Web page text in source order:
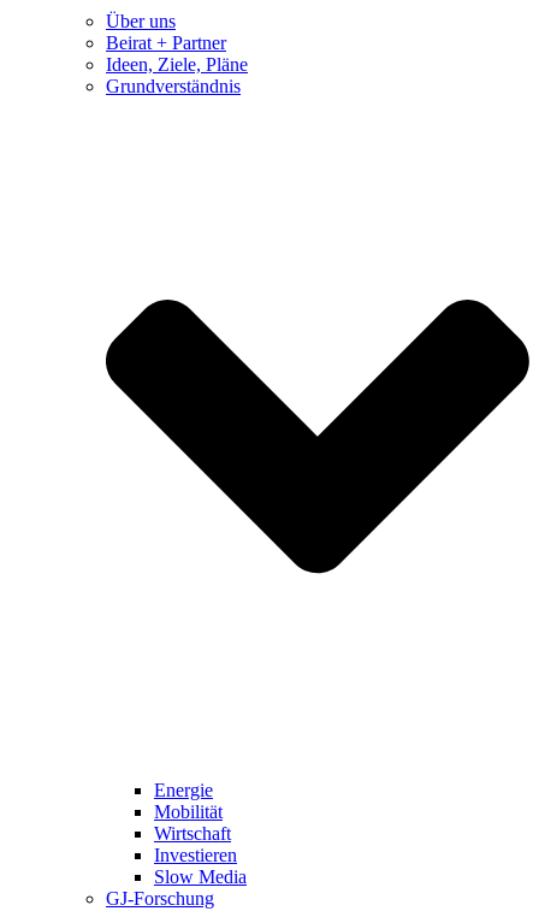
Über uns
Beirat + Partner
Ideen, Ziele, Pläne
Grundverständnis
Energie
Mobilität
Wirtschaft
Investieren
Slow Media
GJ-Forschung